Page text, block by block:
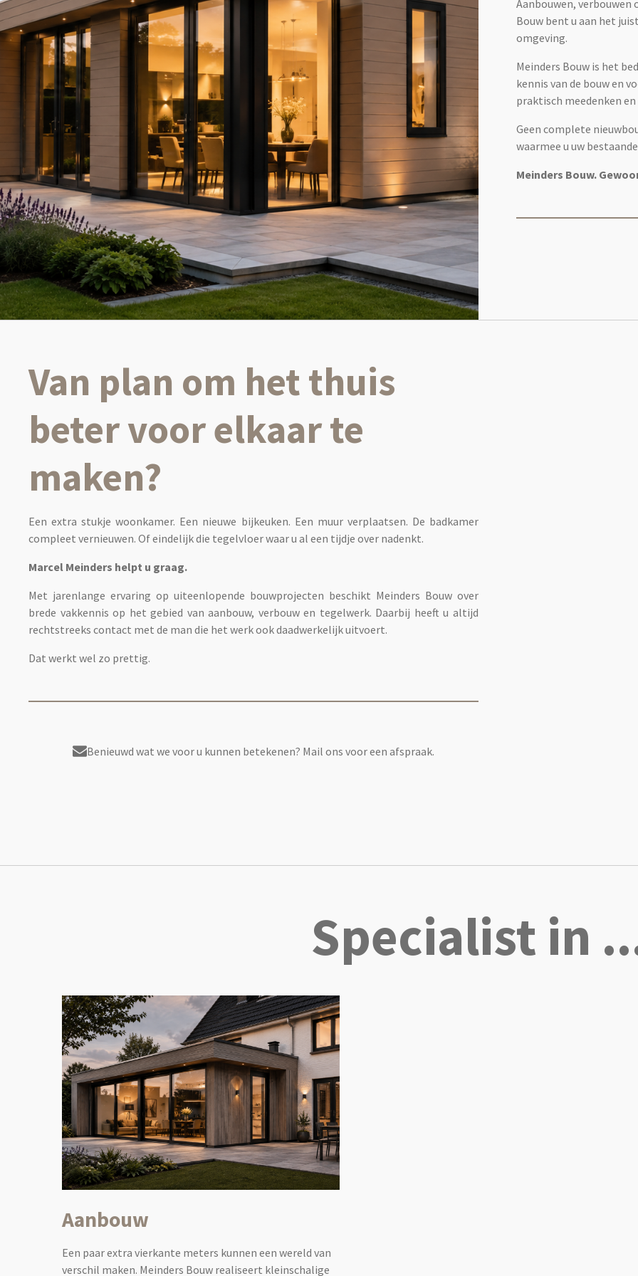
Aanbouwen, verbouwen
Bouw bent u aan het
omgeving.
Meinders Bouw is het
kennis van de bouw en
praktisch meedenken
Geen complete
waarmee u uw
Meinders Bouw.
Van plan om het thuis
beter voor elkaar te
maken?
Een extra stukje woonkamer. Een nieuwe bijkeuken. Een muur verplaatsen. De badkamer
compleet vernieuwen. Of eindelijk die tegelvloer waar u al een tijdje over nadenkt.
Marcel Meinders helpt u graag.
Met jarenlange ervaring op uiteenlopende bouwprojecten beschikt Meinders Bouw over
brede vakkennis op het gebied van aanbouw, verbouw en tegelwerk. Daarbij heeft u altijd
rechtstreeks contact met de man die het werk ook daadwerkelijk uitvoert.
Dat werkt wel zo prettig.
Benieuwd wat we voor u kunnen betekenen? Mail ons voor een afspraak.
Specialist in
Aanbouw
Een paar extra vierkante meters kunnen een wereld van
verschil maken. Meinders Bouw realiseert kleinschalige